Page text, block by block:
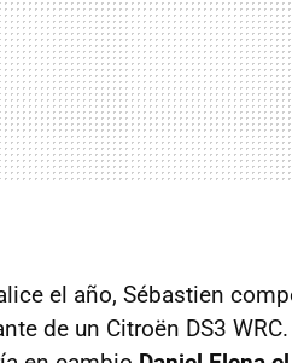
el año, Sébastien
de un Citroën DS3